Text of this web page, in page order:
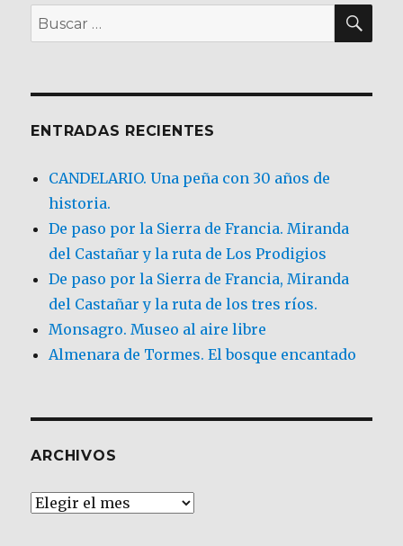
Buscar
por:
ENTRADAS RECIENTES
CANDELARIO. Una peña con 30 años de
historia.
De paso por la Sierra de Francia. Miranda
del Castañar y la ruta de Los Prodigios
De paso por la Sierra de Francia, Miranda
del Castañar y la ruta de los tres ríos.
Monsagro. Museo al aire libre
Almenara de Tormes. El bosque encantado
ARCHIVOS
Archivos